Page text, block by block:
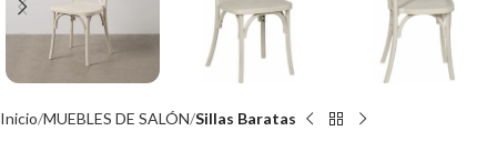
Inicio MUEBLES DE SALÓN Sillas Baratas